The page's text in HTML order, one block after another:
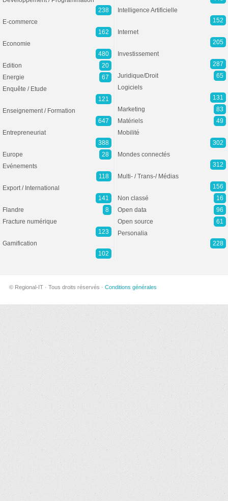
238
E-commerce
162
Economie
480
Edition
20
Energie
67
Enquête / Etude
121
Enseignement / Formation
647
Entrepreneuriat
388
Europe
28
Evénements
118
Export / International
141
Flandre
8
Fracture numérique
123
Gamification
102
Intelligence Artificielle
152
Internet
205
Investissement
287
Juridique/Droit
65
Logiciels
131
Marketing
83
Matériels
49
Mobilité
302
Mondes connectés
312
Multi- / Trans-/ Médias
156
Non classé
16
Open data
96
Open source
61
Personalia
228
© Regional-IT · Tous droits réservés · Conditions générales